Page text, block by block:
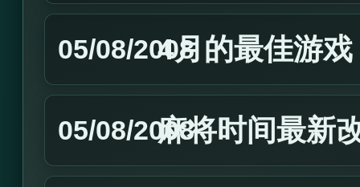
05/08/20084月的最佳游戏
05/08/2008麻将时间最新